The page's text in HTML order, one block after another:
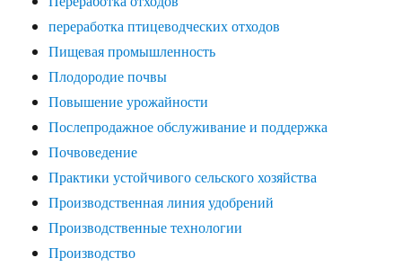
переработка птицеводческих отходов
Пищевая промышленность
Плодородие почвы
Повышение урожайности
Послепродажное обслуживание и поддержка
Почвоведение
Практики устойчивого сельского хозяйства
Производственная линия удобрений
Производственные технологии
Производство